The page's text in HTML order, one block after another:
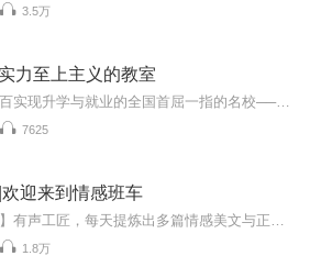
3.5万
力至上主义的教室
几乎百分之百实现升学与就业的全国首屈一指的名校──高度育成高中。这间学校使用了最先进的设备，而且每个月还会给予学生价值10万日元的点数，也允许自由选择发型和携带私人物品。简直就是一个乐园般的学校。然而其真面目却是——唯有优秀者才能享受优待...
7625
迎来到情感班车
1.8万